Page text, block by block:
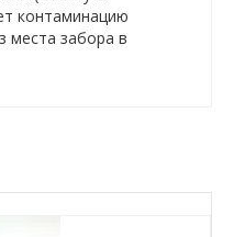
контаминацию
места забора в